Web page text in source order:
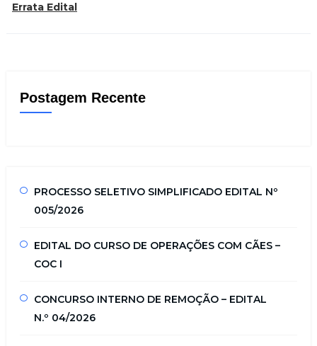
Errata Edital
Postagem Recente
PROCESSO SELETIVO SIMPLIFICADO EDITAL Nº
005/2026
EDITAL DO CURSO DE OPERAÇÕES COM CÃES –
COC I
CONCURSO INTERNO DE REMOÇÃO – EDITAL
N.º 04/2026